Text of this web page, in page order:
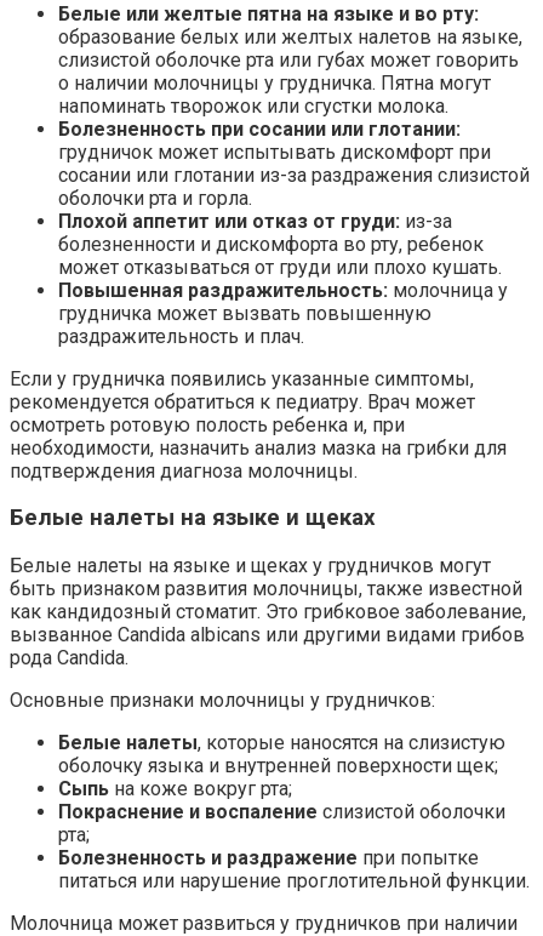
Белые или желтые пятна на языке и во рту:
образование белых или желтых налетов на языке,
слизистой оболочке рта или губах может говорить
о наличии молочницы у грудничка. Пятна могут
напоминать творожок или сгустки молока.
Болезненность при сосании или глотании:
грудничок может испытывать дискомфорт при
сосании или глотании из-за раздражения слизистой
оболочки рта и горла.
Плохой аппетит или отказ от груди: из-за
болезненности и дискомфорта во рту, ребенок
может отказываться от груди или плохо кушать.
Повышенная раздражительность: молочница у
грудничка может вызвать повышенную
раздражительность и плач.
Если у грудничка появились указанные симптомы,
рекомендуется обратиться к педиатру. Врач может
осмотреть ротовую полость ребенка и, при
необходимости, назначить анализ мазка на грибки для
подтверждения диагноза молочницы.
Белые налеты на языке и щеках
Белые налеты на языке и щеках у грудничков могут
быть признаком развития молочницы, также известной
как кандидозный стоматит. Это грибковое заболевание,
вызванное Candida albicans или другими видами грибов
рода Candida.
Основные признаки молочницы у грудничков:
Белые налеты, которые наносятся на слизистую
оболочку языка и внутренней поверхности щек;
Сыпь на коже вокруг рта;
Покраснение и воспаление слизистой оболочки
рта;
Болезненность и раздражение при попытке
питаться или нарушение проглотительной функции.
Молочница может развиться у грудничков при наличии